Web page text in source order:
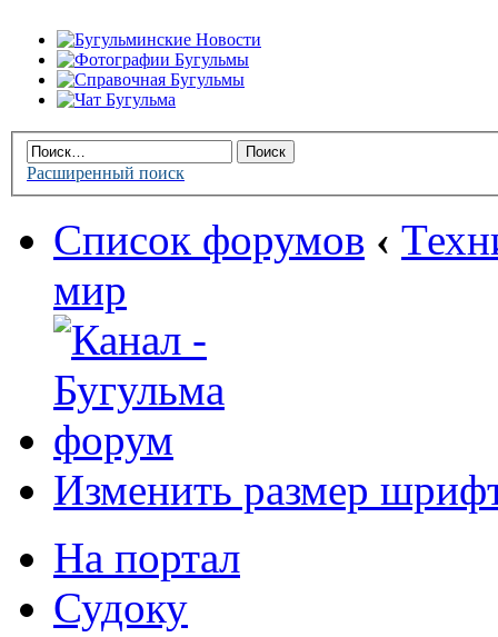
Расширенный поиск
Список форумов ‹
мир
Изменить размер
На портал
Судоку